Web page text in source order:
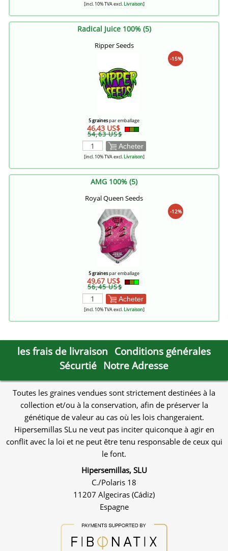
[incl. 10% TVA excl.Livraison]
Radical Juice 100% (5)
Ripper Seeds
-15%
5 grainespar emballage
46,43 US$
54,63 US$
Acheter
[incl. 10% TVA excl.Livraison]
AMG 100% (5)
Royal Queen Seeds
-12%
5 grainespar emballage
49,67 US$
56,45 US$
Acheter
[incl. 10% TVA excl.Livraison]
les frais de livraison Conditions générales
Sécurtié Notre Adresse
Toutes les graines vendues sont strictement destinées à la
collection et/ou à la conservation, afin de préserver la
génétique de valeur au cas où les lois changeraient.
Hipersemillas SLu ne veut pas inciter quiconque à agir en
conflit avec la loi et ne peut être tenu responsable de ceux qui
le font.
Hipersemillas, SLU
C./Polaris 18
11207 Algeciras (Cádiz)
Espagne